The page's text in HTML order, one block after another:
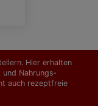
Hier erhalten
und Nahrungs­
auch rezeptfreie